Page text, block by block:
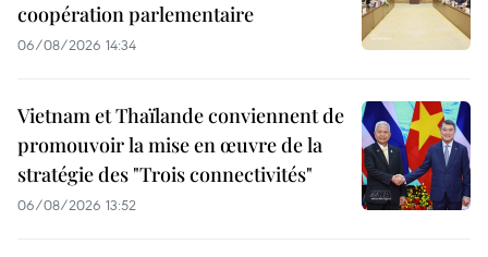
coopération parlementaire
06/08/2026 14:34
Vietnam et Thaïlande conviennent de
promouvoir la mise en œuvre de la
stratégie des "Trois connectivités"
06/08/2026 13:52